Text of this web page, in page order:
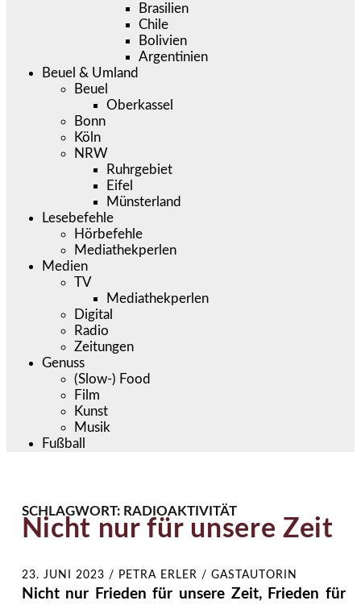
Brasilien
Chile
Bolivien
Argentinien
Beuel & Umland
Beuel
Oberkassel
Bonn
Köln
NRW
Ruhrgebiet
Eifel
Münsterland
Lesebefehle
Hörbefehle
Mediathekperlen
Medien
TV
Mediathekperlen
Digital
Radio
Zeitungen
Genuss
(Slow-) Food
Film
Kunst
Musik
Fußball
SCHLAGWORT: RADIOAKTIVITÄT
Nicht nur für unsere Zeit
23. JUNI 2023 / PETRA ERLER / GASTAUTORIN
Nicht nur Frieden für unsere Zeit, Frieden für